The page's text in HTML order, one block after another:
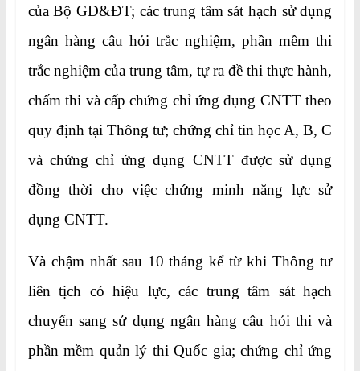
của Bộ GD&ĐT; các trung tâm sát hạch sử dụng
ngân hàng câu hỏi trắc nghiệm, phần mềm thi
trắc nghiệm của trung tâm, tự ra đề thi thực hành,
chấm thi và cấp chứng chỉ ứng dụng CNTT theo
quy định tại Thông tư; chứng chỉ tin học A, B, C
và chứng chỉ ứng dụng CNTT được sử dụng
đồng thời cho việc chứng minh năng lực sử
dụng CNTT.
Và chậm nhất sau 10 tháng kể từ khi Thông tư
liên tịch có hiệu lực, các trung tâm sát hạch
chuyển sang sử dụng ngân hàng câu hỏi thi và
phần mềm quản lý thi Quốc gia; chứng chỉ ứng